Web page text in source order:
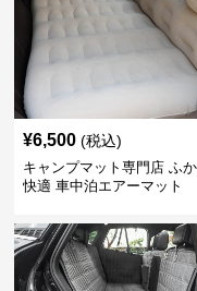
¥6,500 (税込)
キャンプマット専門店 ふ
快適 車中泊エアーマット